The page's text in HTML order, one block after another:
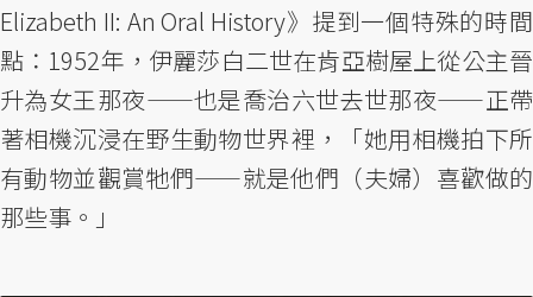
Elizabeth II: An Oral History》提到一個特殊的時間
點：1952年，伊麗莎白二世在肯亞樹屋上從公主晉
升為女王那夜——也是喬治六世去世那夜——正帶
著相機沉浸在野生動物世界裡，「她用相機拍下所
有動物並觀賞牠們——就是他們（夫婦）喜歡做的
那些事。」